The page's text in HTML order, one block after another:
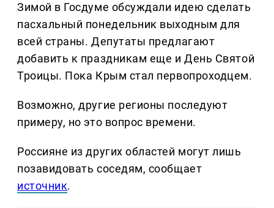
Зимой в Госдуме обсуждали идею сделать
пасхальный понедельник выходным для
всей страны. Депутаты предлагают
добавить к праздникам еще и День Святой
Троицы. Пока Крым стал первопроходцем.
Возможно, другие регионы последуют
примеру, но это вопрос времени.
Россияне из других областей могут лишь
позавидовать соседям, сообщает
источник.